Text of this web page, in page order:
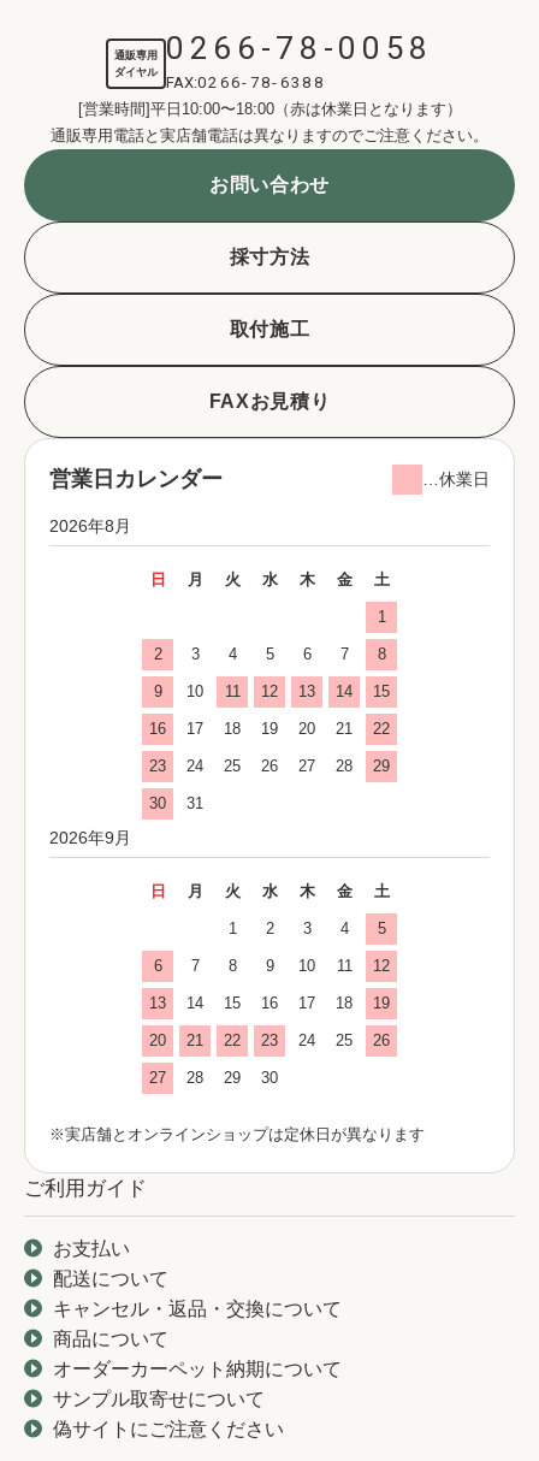
通販専用
ダイヤル
0266-78-0058
FAX:0266-78-6388
[営業時間]平日10:00〜18:00（赤は休業日となります）
通販専用電話と実店舗電話は異なりますのでご注意ください。
お問い合わせ
採寸方法
取付施工
FAXお見積り
営業日カレンダー …休業日
2026年8月
日 月 火 水 木 金 土
1
2 3 4 5 6 7 8
9 10 11 12 13 14 15
16 17 18 19 20 21 22
23 24 25 26 27 28 29
30 31
2026年9月
日 月 火 水 木 金 土
1 2 3 4 5
6 7 8 9 10 11 12
13 14 15 16 17 18 19
20 21 22 23 24 25 26
27 28 29 30
※実店舗とオンラインショップは定休日が異なります
ご利用ガイド
お支払い
配送について
キャンセル・返品・交換について
商品について
オーダーカーペット納期について
サンプル取寄せについて
偽サイトにご注意ください